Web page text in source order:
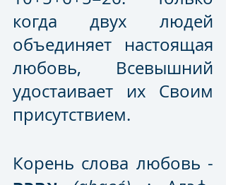
когда двух людей
объединяет настоящая
любовь, Всевышний
удостаивает их Своим
присутствием.